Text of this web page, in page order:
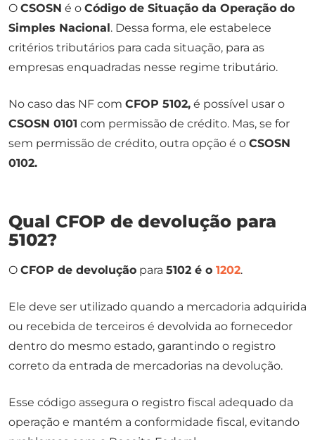
O CSOSN é o Código de Situação da Operação do
Simples Nacional. Dessa forma, ele estabelece
critérios tributários para cada situação, para as
empresas enquadradas nesse regime tributário.
No caso das NF com CFOP 5102, é possível usar o
CSOSN 0101 com permissão de crédito. Mas, se for
sem permissão de crédito, outra opção é o CSOSN
0102.
Qual CFOP de devolução para
5102?
O CFOP de devolução para 5102 é o 1202.
Ele deve ser utilizado quando a mercadoria adquirida
ou recebida de terceiros é devolvida ao fornecedor
dentro do mesmo estado, garantindo o registro
correto da entrada de mercadorias na devolução.
Esse código assegura o registro fiscal adequado da
operação e mantém a conformidade fiscal, evitando